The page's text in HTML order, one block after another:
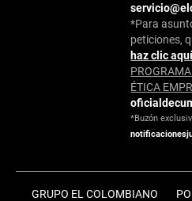
*Para
peticiones,
haz clic
ÉTICA
*Buzón
GRUPO EL COLOMBIANO